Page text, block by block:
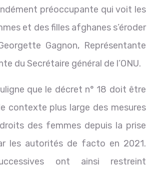
préoccupante qui voit les
et des filles afghanes s’éroder
Gagnon, Représentante
du Secrétaire général de l’ONU.
que le décret n° 18 doit être
contexte plus large des mesures
des femmes depuis la prise
les autorités de facto en 2021.
ont ainsi restreint